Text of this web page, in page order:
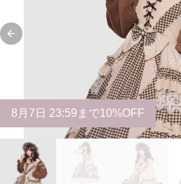
Previous slide
8 月 7 日 23:59まで10%OFF